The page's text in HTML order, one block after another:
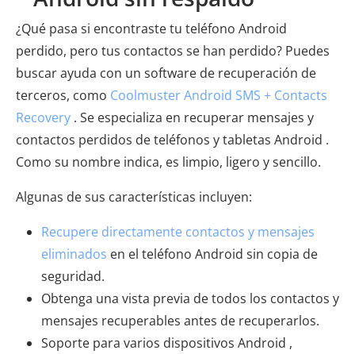
¿Qué pasa si encontraste tu teléfono Android
perdido, pero tus contactos se han perdido? Puedes
buscar ayuda con un software de recuperación de
terceros, como Coolmuster Android SMS + Contacts
Recovery . Se especializa en recuperar mensajes y
contactos perdidos de teléfonos y tabletas Android .
Como su nombre indica, es limpio, ligero y sencillo.
Algunas de sus características incluyen:
Recupere directamente contactos y mensajes
eliminados en el teléfono Android sin copia de
seguridad.
Obtenga una vista previa de todos los contactos y
mensajes recuperables antes de recuperarlos.
Soporte para varios dispositivos Android ,